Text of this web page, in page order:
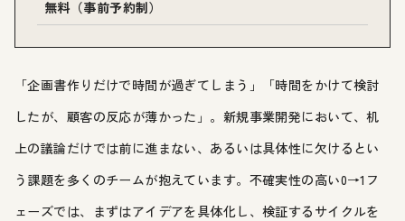
無料（事前予約制）
「企画書作りだけで時間が過ぎてしまう」「時間をかけて検討
したが、顧客の反応が薄かった」。新規事業開発において、机
上の議論だけでは前に進まない、あるいは具体性に欠けるとい
う課題を多くのチームが抱えています。不確実性の高い0→1フ
ェーズでは、まずはアイデアを具体化し、検証するサイクルを